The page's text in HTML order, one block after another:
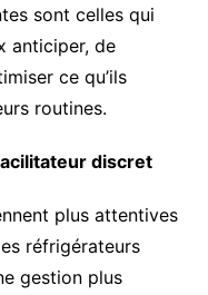
sont celles qui
anticiper, de
ce qu’ils
routines.
discret
plus attentives
réfrigérateurs
gestion plus